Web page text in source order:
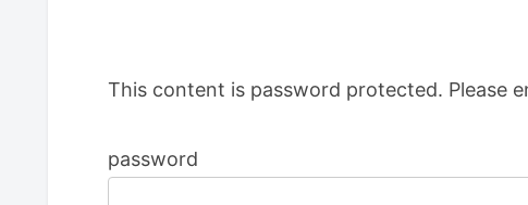
This content is password protected. Please
password